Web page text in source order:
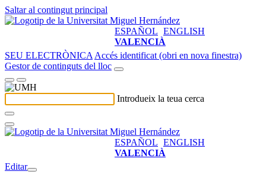
Saltar al contingut principal
ESPAÑOL ENGLISH
VALENCIÀ
SEU ELECTRÒNICA Accés identificat (obri en nova finestra)
Gestor de continguts del lloc
Introdueix la teua cerca
ESPAÑOL ENGLISH
VALENCIÀ
Editar